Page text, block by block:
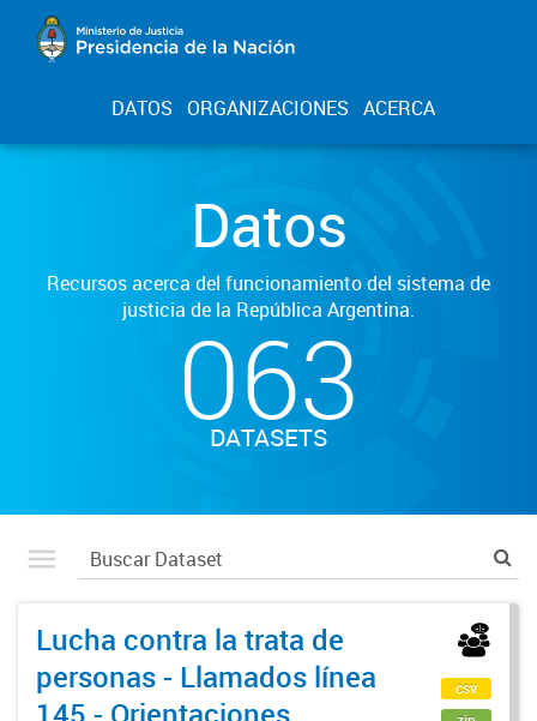
DATOS ORGANIZACIONES ACERCA
Datos
Recursos acerca del funcionamiento del sistema de
justicia de la República Argentina.
063
DATASETS
Lucha contra la trata de
personas - Llamados línea
csv